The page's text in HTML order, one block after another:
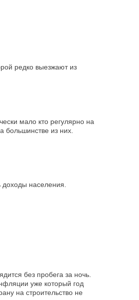
редко выезжают из
мало кто регулярно на
большинстве из них.
населения.
без пробега за ночь.
уже который год
на строительство не